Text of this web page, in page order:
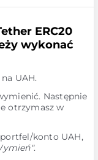
ERC20
wykonać
UAH.
Następnie
otrzymasz w
konto UAH,
.